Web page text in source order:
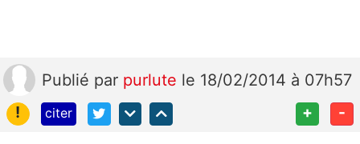
Publié par purlute le 18/02/2014 à 07h57
!
citer + -